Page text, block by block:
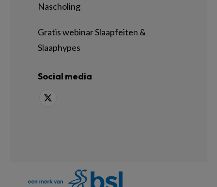
Nascholing
Gratis webinar Slaapfeiten &
Slaaphypes
Social media